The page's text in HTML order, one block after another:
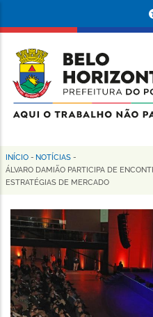
conteúdo
principal
da
Prefeitura
de
Horizonte
Trilha
de
navegação
INÍCIO - NOTÍCIAS -
ÁLVARO DAMIÃO PARTICIPA DE
ESTRATÉGIAS DE MERCADO